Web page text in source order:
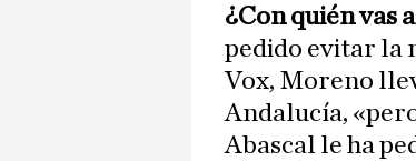
¿Con quién vas
pedido evitar la
Vox, Moreno
Andalucía,
Abascal le ha